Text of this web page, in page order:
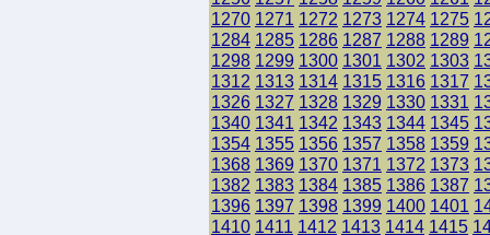
1270 1271 1272 1273 1274 1275
1284 1285 1286 1287 1288 1289
1298 1299 1300 1301 1302 1303
1312 1313 1314 1315 1316 1317
1326 1327 1328 1329 1330 1331
1340 1341 1342 1343 1344 1345
1354 1355 1356 1357 1358 1359
1368 1369 1370 1371 1372 1373
1382 1383 1384 1385 1386 1387
1396 1397 1398 1399 1400 1401
1410 1411 1412 1413 1414 1415